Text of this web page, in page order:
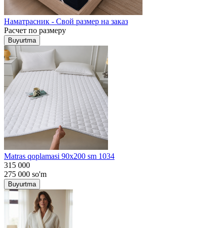
Наматрасник - Свой размер на заказ
Расчет по размеру
Buyurtma
Matras qoplamasi 90x200 sm 1034
315 000
275 000 so'm
Buyurtma